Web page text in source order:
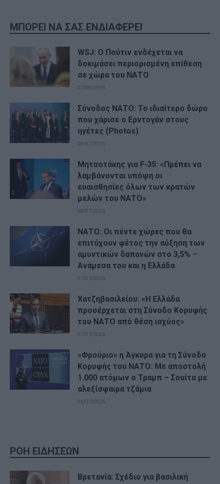
ΜΠΟΡΕΙ ΝΑ ΣΑΣ ΕΝΔΙΑΦΕΡΕΙ
WSJ: Ο Πούτιν ενδέχεται να
δοκιμάσει περιορισμένη επίθεση
σε χώρα του ΝΑΤΟ
07/08/2026
Σύνοδος ΝΑΤΟ: Το ιδιαίτερο δώρο
που χάρισε ο Ερντογάν στους
ηγέτες (Photos)
08/07/2026
Μητσοτάκης για F-35: «Πρέπει να
λαμβάνονται υπόψη οι
ευαισθησίες όλων των κρατών
μελών του ΝΑΤΟ»
08/07/2026
ΝΑΤΟ: Οι πέντε χώρες που θα
επιτύχουν φέτος την αύξηση των
αμυντικών δαπανών στο 3,5% –
Ανάμεσα του και η Ελλάδα
07/07/2026
Χατζηβασιλείου: «Η Ελλάδα
προσέρχεται στη Σύνοδο Κορυφής
του ΝΑΤΟ από θέση ισχύος»
07/07/2026
«Φρούριο» η Άγκυρα για τη Σύνοδο
Κορυφής του ΝΑΤΟ: Με αποστολή
1.000 ατόμων ο Τραμπ – Σουίτα με
αλεξίσφαιρα τζάμια
06/07/2026
ΡΟΗ ΕΙΔΗΣΕΩΝ
Βρετανία: Σχέδιο για βασιλική